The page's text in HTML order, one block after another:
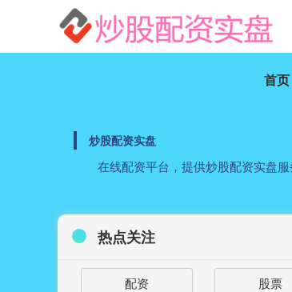
首页
炒股配资实盘
在线配资平台，提供炒股配资实盘
热点关注
配资 股票